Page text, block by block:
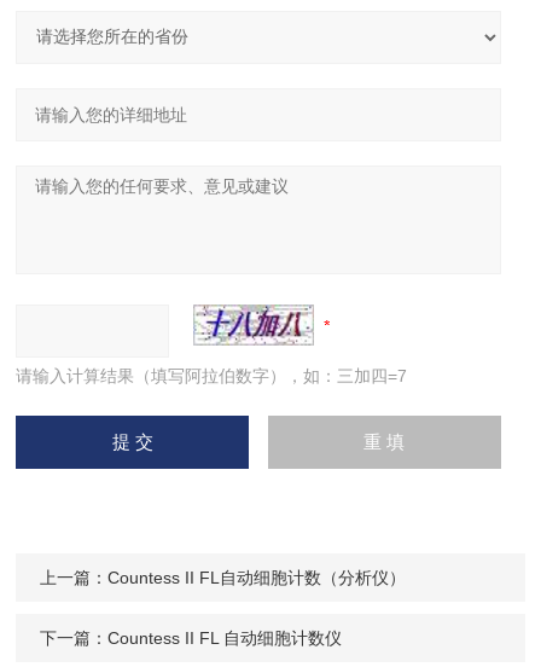
请输入计算结果（填写阿拉伯数字），如：三加四=7
上一篇：Countess II FL自动细胞计数（分析仪）
下一篇：Countess II FL 自动细胞计数仪